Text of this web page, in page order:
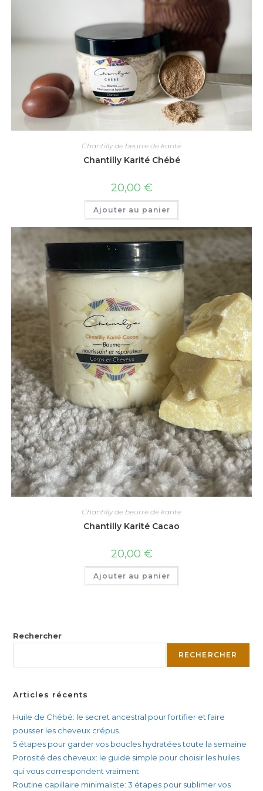
Chantilly de beurre de karité
Chantilly Karité Chébé
20,00 €
Ajouter au panier
Chantilly de beurre de karité
Chantilly Karité Cacao
20,00 €
Ajouter au panier
Rechercher
RECHERCHER
Articles récents
Huile de Chébé: le secret ancestral pour fortifier et faire
pousser les cheveux crépus.
5 étapes pour garder vos boucles hydratées toute la semaine
Porosité des cheveux: le guide simple pour choisir les huiles
qui vous correspondent vraiment
Routine capillaire minimaliste: 3 étapes pour sublimer vos